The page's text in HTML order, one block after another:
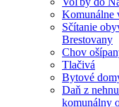
Komunálne
Sčítanie
Brestovany
Chov
Tlačivá
Bytové
Daň z
komunálny